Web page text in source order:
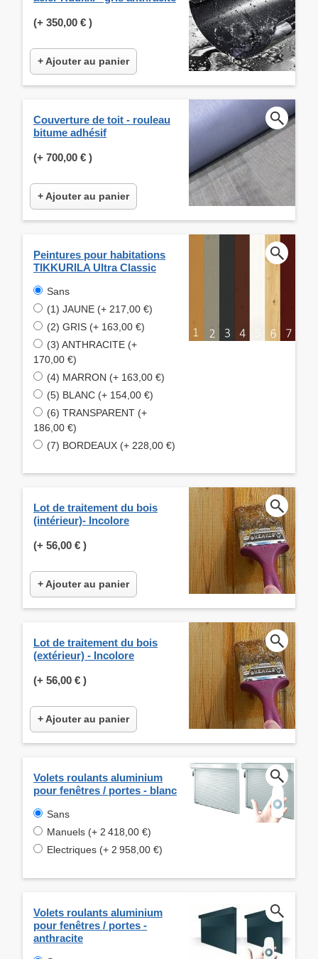
(+ 350,00 € )
+ Ajouter au panier
Couverture de toit - rouleau
bitume adhésif
(+ 700,00 € )
+ Ajouter au panier
Peintures pour habitations
TIKKURILA Ultra Classic
Sans
(1) JAUNE (+ 217,00 €)
(2) GRIS (+ 163,00 €)
(3) ANTHRACITE (+
170,00 €)
(4) MARRON (+ 163,00 €)
(5) BLANC (+ 154,00 €)
(6) TRANSPARENT (+
186,00 €)
(7) BORDEAUX (+ 228,00 €)
Lot de traitement du bois
(intérieur)- Incolore
(+ 56,00 € )
+ Ajouter au panier
Lot de traitement du bois
(extérieur) - Incolore
(+ 56,00 € )
+ Ajouter au panier
Volets roulants aluminium
pour fenêtres / portes - blanc
Sans
Manuels (+ 2 418,00 €)
Electriques (+ 2 958,00 €)
Volets roulants aluminium
pour fenêtres / portes -
anthracite